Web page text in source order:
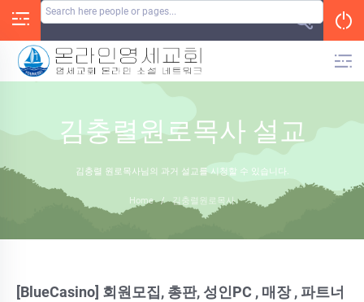
김충렬원로목사 설교
김충렬 원로목사님의 과거 설교를 시청할 수 있습니다.
Home / 김충렬원로목사
[BlueCasino] 회원모집, 총판, 성인PC , 매장 , 파트너